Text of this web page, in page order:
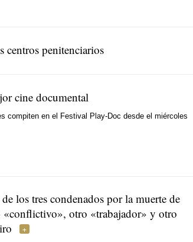
centros penitenciarios
cine documental
compiten en el Festival Play-Doc desde el miércoles
los tres condenados por la muerte de
otro «trabajador» y otro